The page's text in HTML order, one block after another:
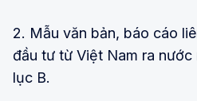
2. Mẫu văn bản, báo cáo
đầu tư từ Việt Nam ra
lục B.